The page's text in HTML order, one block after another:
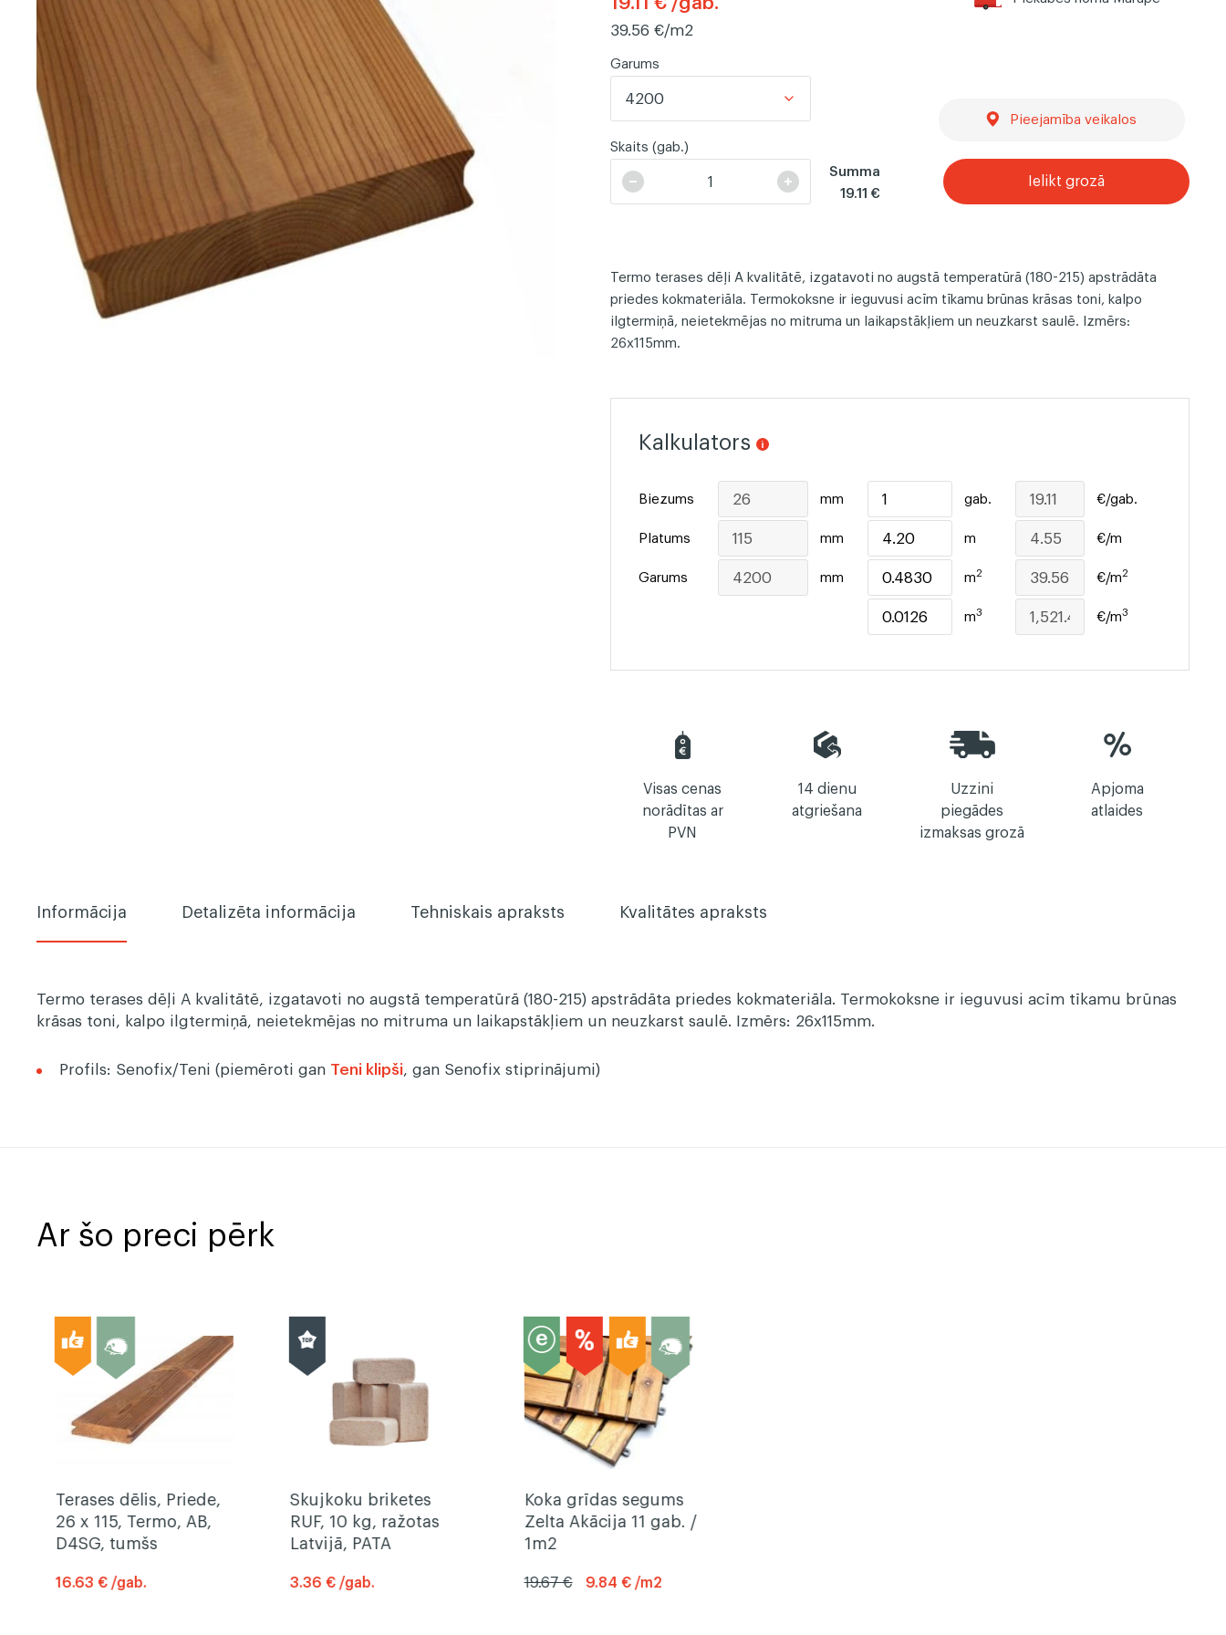
Ēvelēti materiāli
C16/C24
Kalibrēti materiāli
Zāģmateriāli
Žāvēts
Nežāvēts
Impregnēts
39.56 €/m2
Garums
4200
Skaits (gab.)
Summa
19.11 €
Pieejamība veikalos
Ielikt grozā
Termo terases dēļi A kvalitātē, izgatavoti no augstā temperatūrā (180-215) apstrādāta
priedes kokmateriāla. Termokoksne ir ieguvusi acīm tīkamu brūnas krāsas toni, kalpo
ilgtermiņā, neietekmējas no mitruma un laikapstākļiem un neuzkarst saulē. Izmērs:
26x115mm.
Kalkulators
Biezums mm gab. €/gab.
Platums mm m €/m
Garums mm m2 €/m2
m3 €/m3
Visas cenas
norādītas ar
PVN
14 dienu
atgriešana
Uzzini
piegādes
izmaksas grozā
Apjoma
atlaides
Informācija Detalizēta informācija Tehniskais apraksts Kvalitātes apraksts
Termo terases dēļi A kvalitātē, izgatavoti no augstā temperatūrā (180-215) apstrādāta priedes kokmateriāla. Termokoksne ir ieguvusi acīm tīkamu brūnas
krāsas toni, kalpo ilgtermiņā, neietekmējas no mitruma un laikapstākļiem un neuzkarst saulē. Izmērs: 26x115mm.
Profils: Senofix/Teni (piemēroti gan Teni klipši, gan Senofix stiprinājumi)
Ar šo preci pērk
Terases dēlis, Priede,
26 x 115, Termo, AB,
D4SG, tumšs
16.63 € /gab.
Skujkoku briketes
RUF, 10 kg, ražotas
Latvijā, PATA
3.36 € /gab.
Koka grīdas segums
Zelta Akācija 11 gab. /
1m2
19.67 € 9.84 € /m2